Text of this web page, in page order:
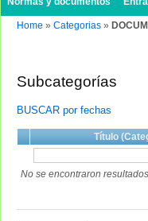
Home » Categorias »
Subcategorías
BUSCAR por fechas
Título
No se encontraron resultados.